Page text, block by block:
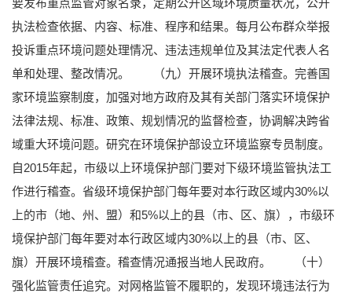
执法检查依据、内容、标准、程序和结果。每月公布群众举报
投诉重点环境问题处理情况、违法违规单位及其法定代表人名
单和处理、整改情况。
（九）开展环境执法稽查。完善国
家环境监察制度，加强对地方政府及其有关部门落实环境保护
法律法规、标准、政策、规划情况的监督检查，协调解决跨省
域重大环境问题。研究在环境保护部设立环境监察专员制度。
自2015年起，市级以上环境保护部门要对下级环境监管执法工
作进行稽查。省级环境保护部门每年要对本行政区域内30%以
上的市（地、州、盟）和5%以上的县（市、区、旗），市级环
境保护部门每年要对本行政区域内30%以上的县（市、区、
旗）开展环境稽查。稽查情况通报当地人民政府。
（十）
强化监管责任追究。对网格监管不履职的，发现环境违法行为